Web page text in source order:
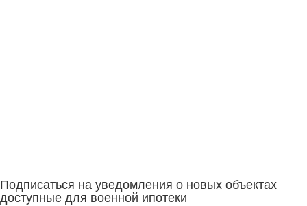
Подписаться на уведомления о новых объектах
доступные для военной ипотеки